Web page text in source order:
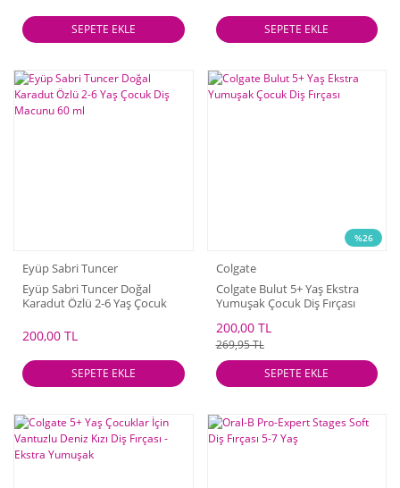
SEPETE EKLE SEPETE EKLE
Eyüp Sabri Tuncer
Eyüp Sabri Tuncer Doğal
Karadut Özlü 2-6 Yaş Çocuk
200,00 TL
SEPETE EKLE
%26
Colgate
Colgate Bulut 5+ Yaş Ekstra
Yumuşak Çocuk Diş Fırçası
200,00 TL
269,95 TL
SEPETE EKLE